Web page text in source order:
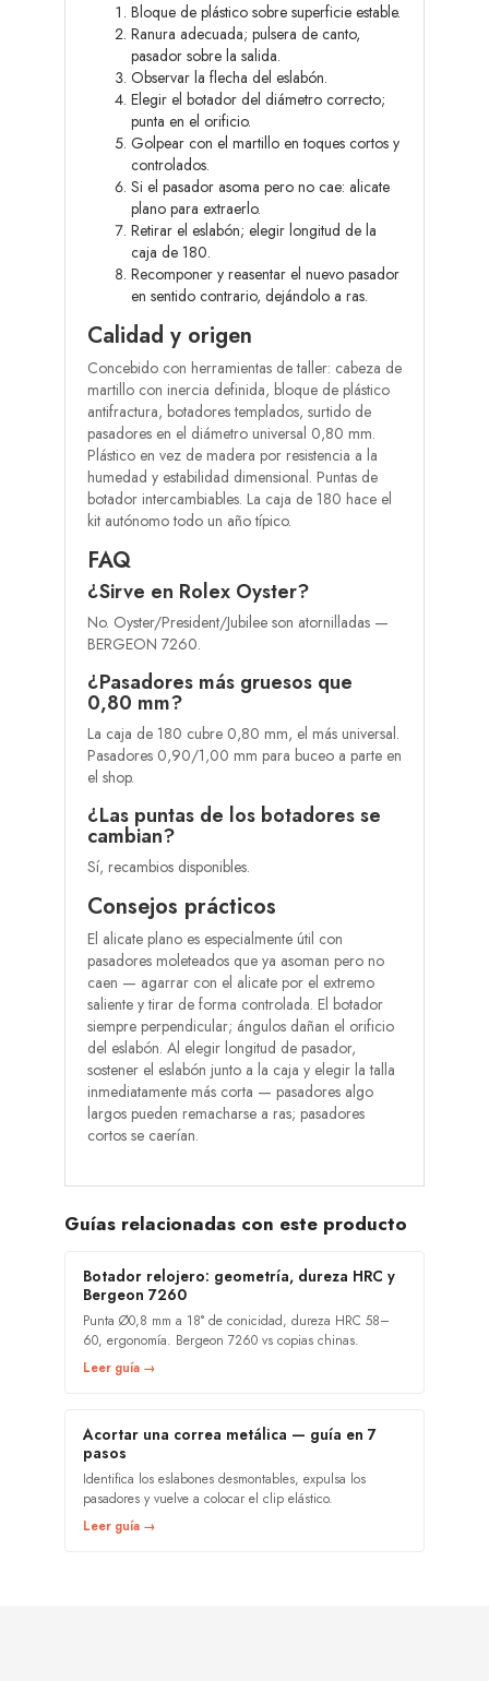
Bloque de plástico sobre superficie estable.
Ranura adecuada; pulsera de canto,
pasador sobre la salida.
Observar la flecha del eslabón.
Elegir el botador del diámetro correcto;
punta en el orificio.
Golpear con el martillo en toques cortos y
controlados.
Si el pasador asoma pero no cae: alicate
plano para extraerlo.
Retirar el eslabón; elegir longitud de la
caja de 180.
Recomponer y reasentar el nuevo pasador
en sentido contrario, dejándolo a ras.
Calidad y origen
Concebido con herramientas de taller: cabeza de
martillo con inercia definida, bloque de plástico
antifractura, botadores templados, surtido de
pasadores en el diámetro universal 0,80 mm.
Plástico en vez de madera por resistencia a la
humedad y estabilidad dimensional. Puntas de
botador intercambiables. La caja de 180 hace el
kit autónomo todo un año típico.
FAQ
¿Sirve en Rolex Oyster?
No. Oyster/President/Jubilee son atornilladas —
BERGEON 7260.
¿Pasadores más gruesos que
0,80 mm?
La caja de 180 cubre 0,80 mm, el más universal.
Pasadores 0,90/1,00 mm para buceo a parte en
el shop.
¿Las puntas de los botadores se
cambian?
Sí, recambios disponibles.
Consejos prácticos
El alicate plano es especialmente útil con
pasadores moleteados que ya asoman pero no
caen — agarrar con el alicate por el extremo
saliente y tirar de forma controlada. El botador
siempre perpendicular; ángulos dañan el orificio
del eslabón. Al elegir longitud de pasador,
sostener el eslabón junto a la caja y elegir la talla
inmediatamente más corta — pasadores algo
largos pueden remacharse a ras; pasadores
cortos se caerían.
Guías relacionadas con este producto
Botador relojero: geometría, dureza HRC y
Bergeon 7260
Punta Ø0,8 mm a 18° de conicidad, dureza HRC 58–
60, ergonomía. Bergeon 7260 vs copias chinas.
Leer guía →
Acortar una correa metálica — guía en 7
pasos
Identifica los eslabones desmontables, expulsa los
pasadores y vuelve a colocar el clip elástico.
Leer guía →